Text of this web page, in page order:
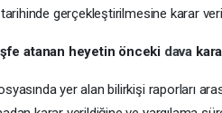
gerçekleştirilmesine karar
atanan heyetin önceki dava
yer alan bilirkişi raporları